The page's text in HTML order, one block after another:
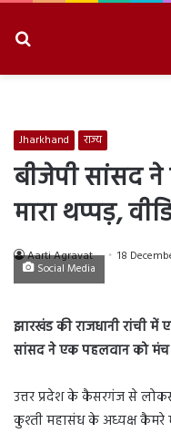
Jharkhand राज्य
बीजेपी सांसद
मारा थप्पड़,
Aarti Agravat 18
Social Media
झारखंड की राजधानी रांची
सांसद ने एक पहलवान को मंच
उत्तर प्रदेश के कैसरगंज से
कुश्ती महासंध के अध्यक्ष कैमरे